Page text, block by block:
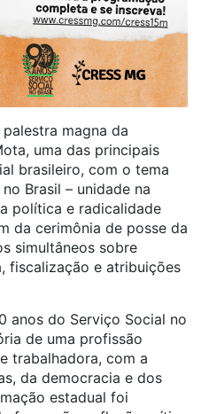
magna da
uma das principais
brasileiro, com o tema
Brasil – unidade na
política e radicalidade
da cerimônia de posse da
simultâneos sobre
fiscalização e atribuições
anos do Serviço Social no
de uma profissão
trabalhadora, com a
da democracia e dos
estadual foi